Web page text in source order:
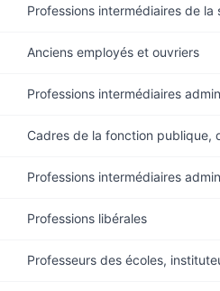
Professions intermédiaires de la
Anciens employés et ouvriers
Professions intermédiaires
Cadres de la fonction publique,
Professions intermédiaires
Professions libérales
Professeurs des écoles,